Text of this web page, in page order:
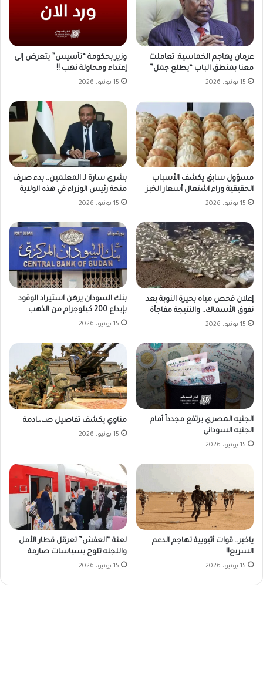
عرمان يهاجم الخماسية: تعاملت
معنا بمنطق الباب “يطلع جمل”
15 يونيو، 2026
وزير بحكومة “تأسيس” يتعرض إلى
إعتداء ومحاولة نهب !!
15 يونيو، 2026
مسؤول سابق يكشف الأسباب
الحقيقية وراء اشتعال أسعار الخبز
15 يونيو، 2026
بشرى سارة لـ المعلمين.. بدء صرف
منحة رئيس الوزراء في هذه الولاية
15 يونيو، 2026
إعلان فحص مياه بحيرة النوبة بعد
نفوق الأسماك.. والنتيجة مفاجأة
15 يونيو، 2026
بنك السودان يرهن استيراد الوقود
بإيداع 200 كيلوجرام من الذهب
15 يونيو، 2026
الجنيه المصري يرتفع مجدداً أمام
الجنيه السوداني
15 يونيو، 2026
مناوي يكشف تفاصيل صـ،،ـادمة
15 يونيو، 2026
ياخبر.. قوات أثيوبية تهاجم الدعم
السريع!!
15 يونيو، 2026
لعنة “العفش” تعرقل قطار الأمل
واللجنه تلوح بسياسات صارمة
15 يونيو، 2026